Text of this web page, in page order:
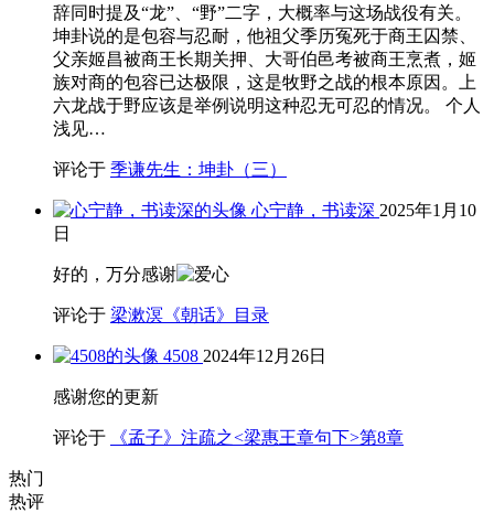
辞同时提及“龙”、“野”二字，大概率与这场战役有关。
坤卦说的是包容与忍耐，他祖父季历冤死于商王囚禁、
父亲姬昌被商王长期关押、大哥伯邑考被商王烹煮，姬
族对商的包容已达极限，这是牧野之战的根本原因。上
六龙战于野应该是举例说明这种忍无可忍的情况。 个人
浅见…
评论于 季谦先生：坤卦（三）
心宁静，书读深 2025年1月10
日
好的，万分感谢
评论于 梁漱溟《朝话》目录
4508 2024年12月26日
感谢您的更新
评论于 《孟子》注疏之<梁惠王章句下>第8章
热门
热评